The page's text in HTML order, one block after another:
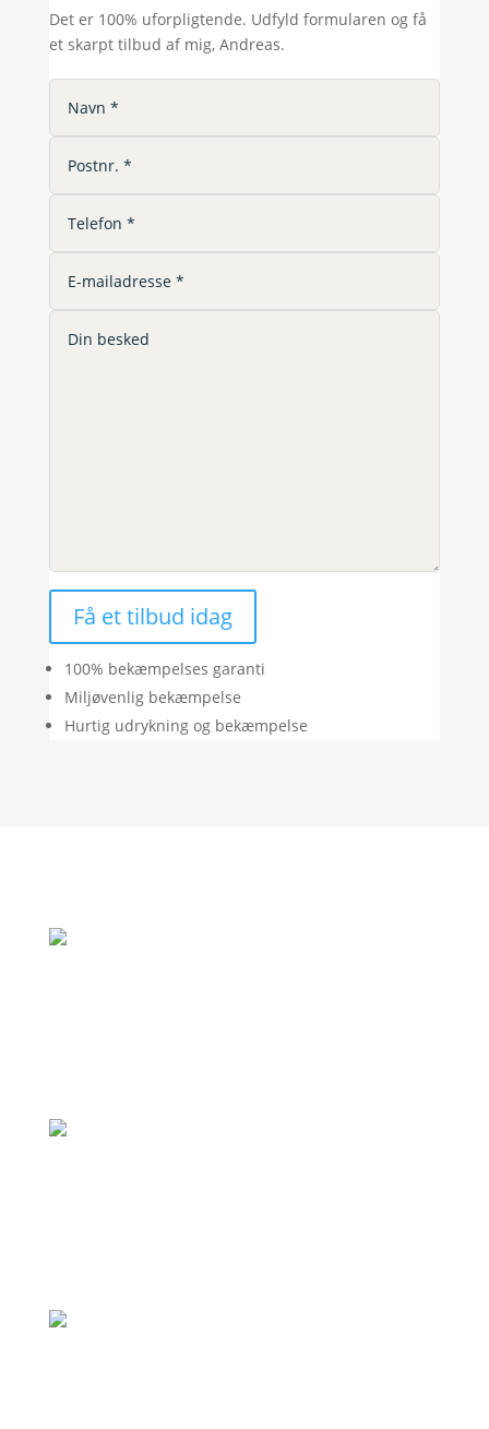
Det er 100% uforpligtende. Udfyld formularen og få
et skarpt tilbud af mig, Andreas.
Få et tilbud idag
100% bekæmpelses garanti
Miljøvenlig bekæmpelse
Hurtig udrykning og bekæmpelse